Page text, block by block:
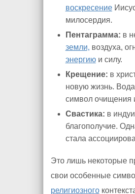
воскресение
милосердия.
Пентаграмма: в
земли, воздуха,
энергиюи силу.
Крещение: в
новую жизнь.
символ очищения
Свастика: в
благополучие.
стала
Это лишь некоторые
свои особенные
религиозного